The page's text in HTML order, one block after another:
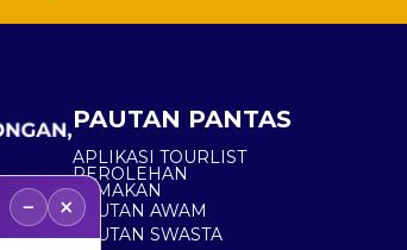
5,
PAUTAN PANTAS
APLIKASI TOURLIST
PEROLEHAN
SEMAKAN
PAUTAN AWAM
PAUTAN SWASTA
− ×